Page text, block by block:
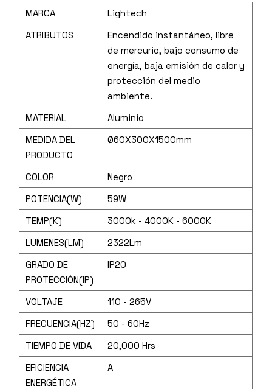
MARCA
Lightech
ATRIBUTOS
Encendido instantáneo, libre
de mercurio, bajo consumo de
energía, baja emisión de calor y
protección del medio
ambiente.
MATERIAL
Aluminio
MEDIDA DEL
PRODUCTO
Ø60X300X1500mm
COLOR
Negro
POTENCIA(W)
59W
TEMP(K)
3000k - 4000K - 6000K
LUMENES(LM)
2322Lm
GRADO DE
PROTECCIÓN(IP)
IP20
VOLTAJE
110 - 265V
FRECUENCIA(HZ)
50 - 60Hz
TIEMPO DE VIDA
20,000 Hrs
EFICIENCIA
ENERGÉTICA
A